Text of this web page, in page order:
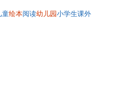
童绘本阅读幼儿园 小学生课外